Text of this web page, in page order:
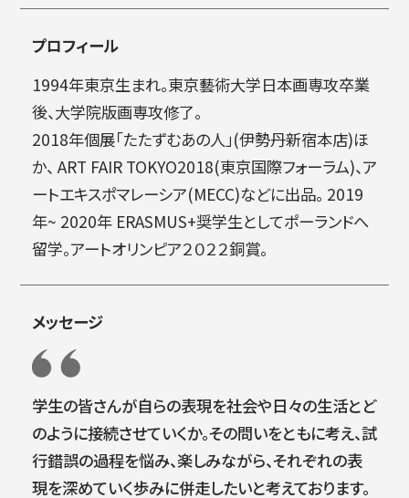
藝術学舎
プロフィール
1994年東京生まれ。東京藝術大学日本画専攻卒業
後、大学院版画専攻修了。
2018年個展「たたずむあの人」(伊勢丹新宿本店)ほ
か、 ART FAIR TOKYO2018(東京国際フォーラム)、ア
ートエキスポマレーシア(MECC)などに出品。 2019
年~ 2020年 ERASMUS+奨学生としてポーランドへ
留学。アートオリンピア２０２２銅賞。
メッセージ
学生の皆さんが自らの表現を社会や日々の生活とど
のように接続させていくか。その問いをともに考え、試
行錯誤の過程を悩み、楽しみながら、それぞれの表
現を深めていく歩みに併走したいと考えております。